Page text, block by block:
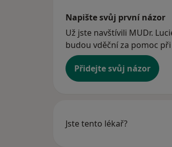
Napište svůj první názor
Už jste navštívili MUDr.
budou vděční za pomoc
Přidejte svůj názor
Jste tento lékař?